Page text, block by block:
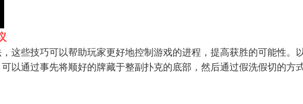
这些技巧可以帮助玩家更好地控制游戏的进程，提高获胜的可能性。
以通过事先将顺好的牌藏于整副扑克的底部，然后通过假洗假切的方